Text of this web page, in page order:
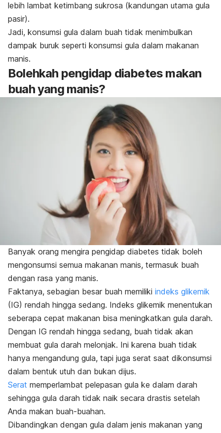
lebih lambat ketimbang sukrosa (kandungan utama gula
pasir).
Jadi, konsumsi gula dalam buah tidak menimbulkan
dampak buruk seperti konsumsi gula dalam makanan
manis.
Bolehkah pengidap diabetes makan
buah yang manis?
Banyak orang mengira pengidap diabetes tidak boleh
mengonsumsi semua makanan manis, termasuk buah
dengan rasa yang manis.
Faktanya, sebagian besar buah memiliki indeks glikemik
(IG) rendah hingga sedang. Indeks glikemik menentukan
seberapa cepat makanan bisa meningkatkan gula darah.
Dengan IG rendah hingga sedang, buah tidak akan
membuat gula darah melonjak. Ini karena buah tidak
hanya mengandung gula, tapi juga serat saat dikonsumsi
dalam bentuk utuh dan bukan dijus.
Serat memperlambat pelepasan gula ke dalam darah
sehingga gula darah tidak naik secara drastis setelah
Anda makan buah-buahan.
Dibandingkan dengan gula dalam jenis makanan yang